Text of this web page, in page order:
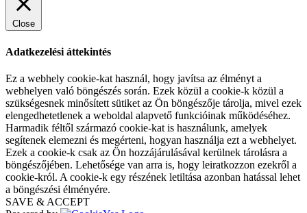
Close
Adatkezelési áttekintés
Ez a webhely cookie-kat használ, hogy javítsa az élményt a
webhelyen való böngészés során. Ezek közül a cookie-k közül a
szükségesnek minősített sütiket az Ön böngészője tárolja, mivel ezek
elengedhetetlenek a weboldal alapvető funkcióinak működéséhez.
Harmadik féltől származó cookie-kat is használunk, amelyek
segítenek elemezni és megérteni, hogyan használja ezt a webhelyet.
Ezek a cookie-k csak az Ön hozzájárulásával kerülnek tárolásra a
böngészőjében. Lehetősége van arra is, hogy leiratkozzon ezekről a
cookie-król. A cookie-k egy részének letiltása azonban hatással lehet
a böngészési élményére.
SAVE & ACCEPT